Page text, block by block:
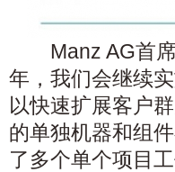
Manz AG首席
年，我们会继续
以快速扩展客户
的单独机器和组
了多个单个项目